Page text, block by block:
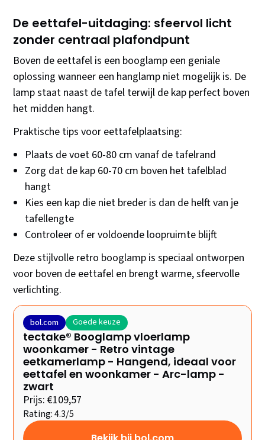
De eettafel-uitdaging: sfeervol licht
zonder centraal plafondpunt
Boven de eettafel is een booglamp een geniale
oplossing wanneer een hanglamp niet mogelijk is. De
lamp staat naast de tafel terwijl de kap perfect boven
het midden hangt.
Praktische tips voor eettafelplaatsing:
Plaats de voet 60-80 cm vanaf de tafelrand
Zorg dat de kap 60-70 cm boven het tafelblad
hangt
Kies een kap die niet breder is dan de helft van je
tafellengte
Controleer of er voldoende loopruimte blijft
Deze stijlvolle retro booglamp is speciaal ontworpen
voor boven de eettafel en brengt warme, sfeervolle
verlichting.
bol.com Goede keuze
tectake® Booglamp vloerlamp
woonkamer - Retro vintage
eetkamerlamp - Hangend, ideaal voor
eettafel en woonkamer - Arc-lamp -
zwart
Prijs: €109,57
Rating: 4.3/5